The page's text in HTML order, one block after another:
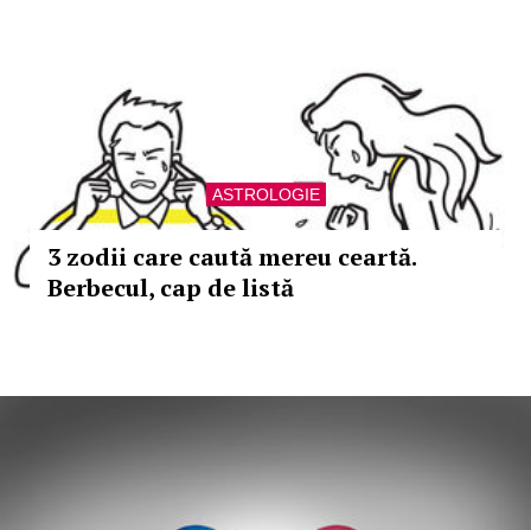
ASTROLOGIE
3 zodii care caută mereu ceartă.
Berbecul, cap de listă